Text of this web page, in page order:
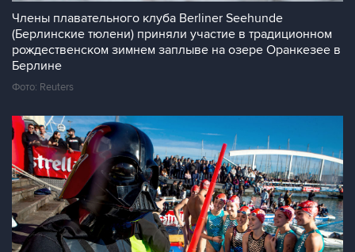
Члены плавательного клуба Berliner Seehunde
(Берлинские тюлени) приняли участие в традиционном
рождественском зимнем заплыве на озере Оранкезее в
Берлине
Фото: Reuters